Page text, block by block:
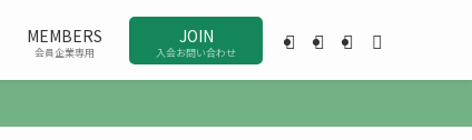
MEMBERS
会員企業専用
JOIN
入会お問い合わせ